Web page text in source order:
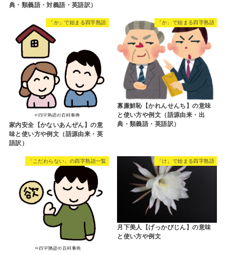
典・類義語・対義語・英語訳）
「か」で始まる四字熟語
家内安全【かないあんぜん】の意
味と使い方や例文（語源由来・英
語訳）
「か」で始まる四字熟語
寡廉鮮恥【かれんせんち】の意味
と使い方や例文（語源由来・出
典・類義語・英語訳）
「こだわらない」の四字熟語一覧 「け」で始まる四字熟語
月下美人【げっかびじん】の意味
と使い方や例文